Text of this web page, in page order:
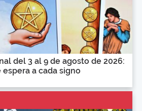
del 3 al 9 de agosto de 2026:
espera a cada signo